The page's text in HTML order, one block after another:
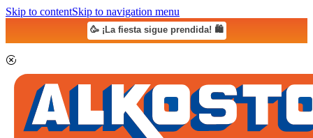
Skip to contentSkip to navigation menu
🥳 ¡La fiesta sigue prendida! 🛍️